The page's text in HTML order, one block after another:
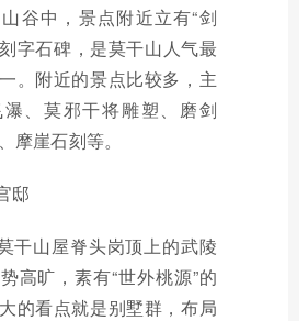
谷中，景点附近立有“剑
刻字石碑，是莫干山人气最
。附近的景点比较多，主
、莫邪干将雕塑、磨剑
摩崖石刻等。
邸
干山屋脊头岗顶上的武陵
高旷，素有“世外桃源”的
的看点就是别墅群，布局